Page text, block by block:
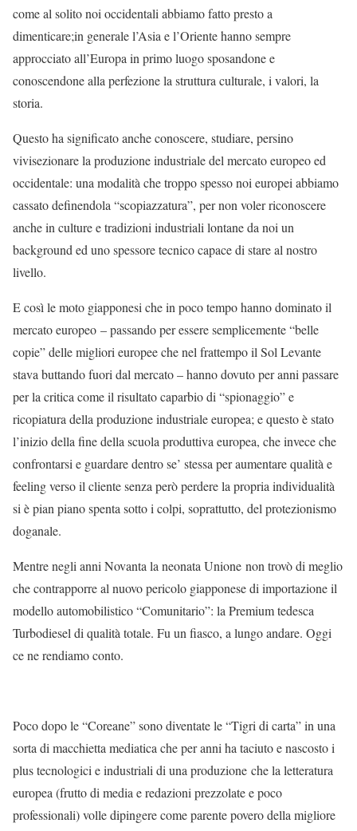
come al solito noi occidentali abbiamo fatto presto a
dimenticare;in generale l’Asia e l’Oriente hanno sempre
approcciato all’Europa in primo luogo sposandone e
conoscendone alla perfezione la struttura culturale, i valori, la
storia.
Questo ha significato anche conoscere, studiare, persino
vivisezionare la produzione industriale del mercato europeo ed
occidentale: una modalità che troppo spesso noi europei abbiamo
cassato definendola “scopiazzatura”, per non voler riconoscere
anche in culture e tradizioni industriali lontane da noi un
background ed uno spessore tecnico capace di stare al nostro
livello.
E così le moto giapponesi che in poco tempo hanno dominato il
mercato europeo – passando per essere semplicemente “belle
copie” delle migliori europee che nel frattempo il Sol Levante
stava buttando fuori dal mercato – hanno dovuto per anni passare
per la critica come il risultato caparbio di “spionaggio” e
ricopiatura della produzione industriale europea; e questo è stato
l’inizio della fine della scuola produttiva europea, che invece che
confrontarsi e guardare dentro se’ stessa per aumentare qualità e
feeling verso il cliente senza però perdere la propria individualità
si è pian piano spenta sotto i colpi, soprattutto, del protezionismo
doganale.
Mentre negli anni Novanta la neonata Unione non trovò di meglio
che contrapporre al nuovo pericolo giapponese di importazione il
modello automobilistico “Comunitario”: la Premium tedesca
Turbodiesel di qualità totale. Fu un fiasco, a lungo andare. Oggi
ce ne rendiamo conto.
Poco dopo le “Coreane” sono diventate le “Tigri di carta” in una
sorta di macchietta mediatica che per anni ha taciuto e nascosto i
plus tecnologici e industriali di una produzione che la letteratura
europea (frutto di media e redazioni prezzolate e poco
professionali) volle dipingere come parente povero della migliore